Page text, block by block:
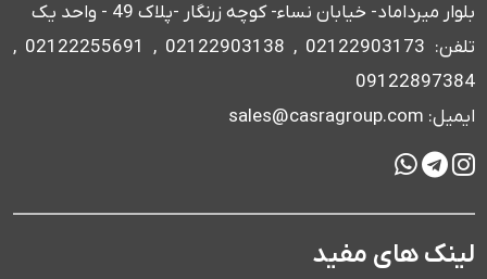
بلوار میرداماد- خیابان نساء- کوچه زرنگار -پلاک 49 - واحد یک
تلفن: 02122903173 , 02122903138 , 02122255691 ,
09122897384
ایمیل: sales@casragroup.com
لینک های مفید